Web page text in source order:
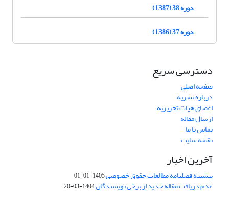
دوره 38 (1387)
دوره 37 (1386)
دسترسی سریع
صفحه اصلی
درباره نشریه
اعضای هیات تحریریه
ارسال مقاله
تماس با ما
نقشه سایت
آخرین اخبار
پیشینه فصلنامه مطالعات حقوق خصوصی1405-01-01
عدم دریافت مقاله جدید از برخی نویسندگان1404-03-20